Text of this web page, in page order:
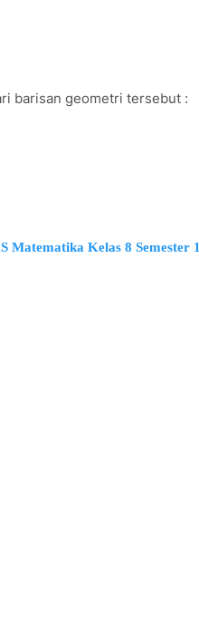
barisan geometri tersebut :
Matematika Kelas 8 Semester 1